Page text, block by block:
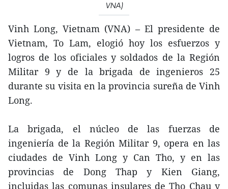
VNA)
Vinh Long, Vietnam (VNA) – El presidente de
Vietnam, To Lam, elogió hoy los esfuerzos y
logros de los oficiales y soldados de la Región
Militar 9 y de la brigada de ingenieros 25
durante su visita en la provincia sureña de Vinh
Long.
La brigada, el núcleo de las fuerzas de
ingeniería de la Región Militar 9, opera en las
ciudades de Vinh Long y Can Tho, y en las
provincias de Dong Thap y Kien Giang,
incluidas las comunas insulares de Tho Chau y